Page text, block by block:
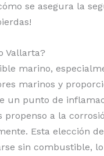
se asegura la
Vallarta?
marino,
marinos y
un punto de
a la
Esta elección
sin combustible,